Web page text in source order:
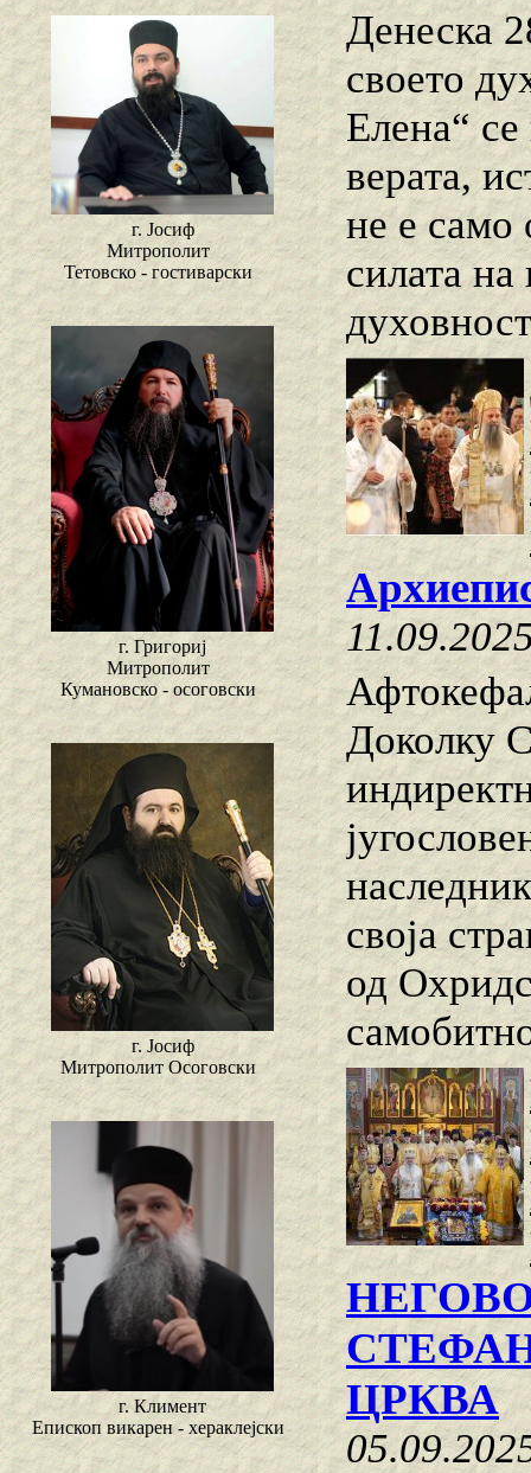
г. Јосиф
Митрополит
Тетовско - гостиварски
г. Григориј
Митрополит
Кумановско - осоговски
г. Јосиф
Митрополит Осоговски
г. Климент
Епископ викарен - хераклејски
Денеска
своето
Елена“
верата,
не е само
силата
Доколку
своја
од
ЦРКВА